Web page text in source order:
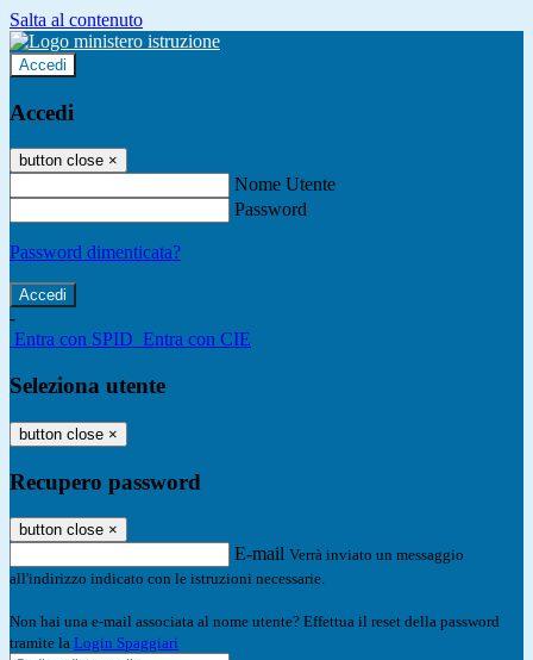
Salta al contenuto
Accedi
Accedi
button close ×
Nome Utente
Password
Password dimenticata?
-
Entra con SPID Entra con CIE
Seleziona utente
button close ×
Recupero password
button close ×
E-mail Verrà inviato un messaggio
all'indirizzo indicato con le istruzioni necessarie.
Non hai una e-mail associata al nome utente? Effettua il reset della password
tramite la Login Spaggiari